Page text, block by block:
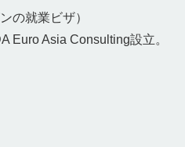
の就業ビザ）
Euro Asia Consulting設立。